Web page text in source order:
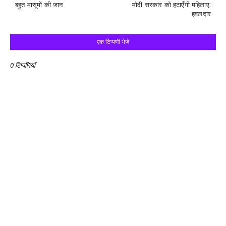
मोदी सरकार को हटाएँगी महिलाए:
हवलदार
बहुत मासूमों की जान
एक टिप्पणी भेजें
0 टिप्पणियाँ